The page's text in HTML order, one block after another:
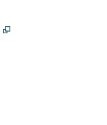
,